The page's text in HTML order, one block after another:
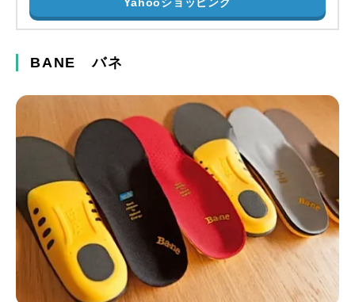
Yahooショッピング
BANE バネ